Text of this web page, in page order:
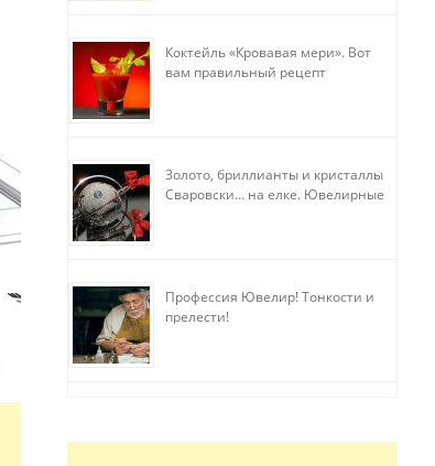
Коктейль «Кровавая мери». Вот
вам правильный рецепт
Золото, бриллианты и кристаллы
Сваровски… на елке. Ювелирные
Профессия Ювелир! Тонкости и
прелести!